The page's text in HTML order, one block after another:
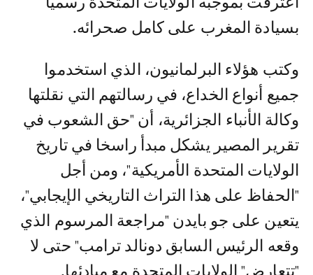
بسيادة المغرب على كامل صحرائه.
وكتب هؤلاء البرلمانيون، الذي استخدموا
جميع أنواع الخداع، في رسالتهم التي نقلتها
وكالة الأنباء الجزائرية، أن "حق الشعوب في
تقرير المصير يشكل مبدأ راسخا في تاريخ
الولايات المتحدة الأمريكية"، ومن أجل
"الحفاظ على هذا التراث التاريخي الإيجابي"،
يتعين على جو بايدن "مراجعة المرسوم الذي
وقعه الرئيس السابق دونالد ترامب" حتى لا